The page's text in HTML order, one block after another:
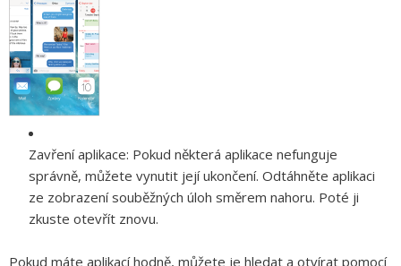
Zavření aplikace: Pokud některá aplikace nefunguje
správně, můžete vynutit její ukončení. Odtáhněte aplikaci
ze zobrazení souběžných úloh směrem nahoru. Poté ji
zkuste otevřít znovu.
Pokud máte aplikací hodně, můžete je hledat a otvírat pomocí